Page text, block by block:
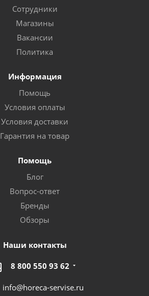
Сотрудники
Магазины
Вакансии
Политика
Информация
Помощь
Условия оплаты
Условия доставки
Гарантия на товар
Помощь
Блог
Вопрос-ответ
Бренды
Обзоры
Наши контакты
8 800 550 93 62
info@horeca-servise.ru